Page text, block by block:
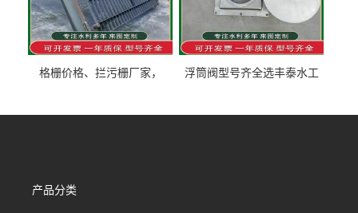
格栅价格、拦污栅厂家，
浮筒阀型号齐全选丰泰水工
道水库电站污水处理钢制闸
产品分类